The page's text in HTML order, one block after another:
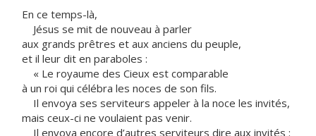
En ce temps-là,
Jésus se mit de nouveau à parler
aux grands prêtres et aux anciens du peuple,
et il leur dit en paraboles :
« Le royaume des Cieux est comparable
à un roi qui célébra les noces de son fils.
Il envoya ses serviteurs appeler à la noce les invités,
mais ceux-ci ne voulaient pas venir.
Il envoya encore d’autres serviteurs dire aux invités :